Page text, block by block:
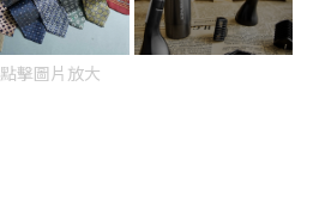
點擊圖片放大